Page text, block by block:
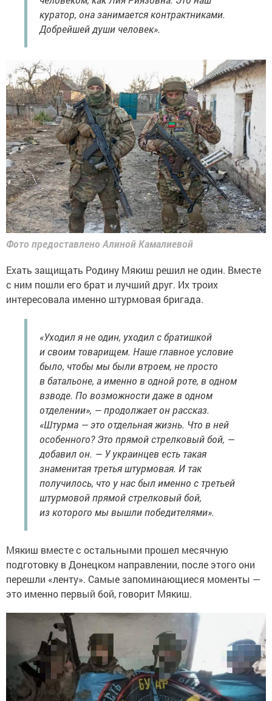
куратор, она занимается контрактниками.
Добрейшей души человек».
Фото предоставлено Алиной Камалиевой
Ехать защищать Родину Мякиш решил не один. Вместе
с ним пошли его брат и лучший друг. Их троих
интересовала именно штурмовая бригада.
«Уходил я не один, уходил с братишкой
и своим товарищем. Наше главное условие
было, чтобы мы были втроем, не просто
в батальоне, а именно в одной роте, в одном
взводе. По возможности даже в одном
отделении», — продолжает он рассказ.
«Штурма — это отдельная жизнь. Что в ней
особенного? Это прямой стрелковый бой, —
добавил он. — У украинцев есть такая
знаменитая третья штурмовая. И так
получилось, что у нас был именно с третьей
штурмовой прямой стрелковый бой,
из которого мы вышли победителями».
Мякиш вместе с остальными прошел месячную
подготовку в Донецком направлении, после этого они
перешли «ленту». Самые запоминающиеся моменты —
это именно первый бой, говорит Мякиш.